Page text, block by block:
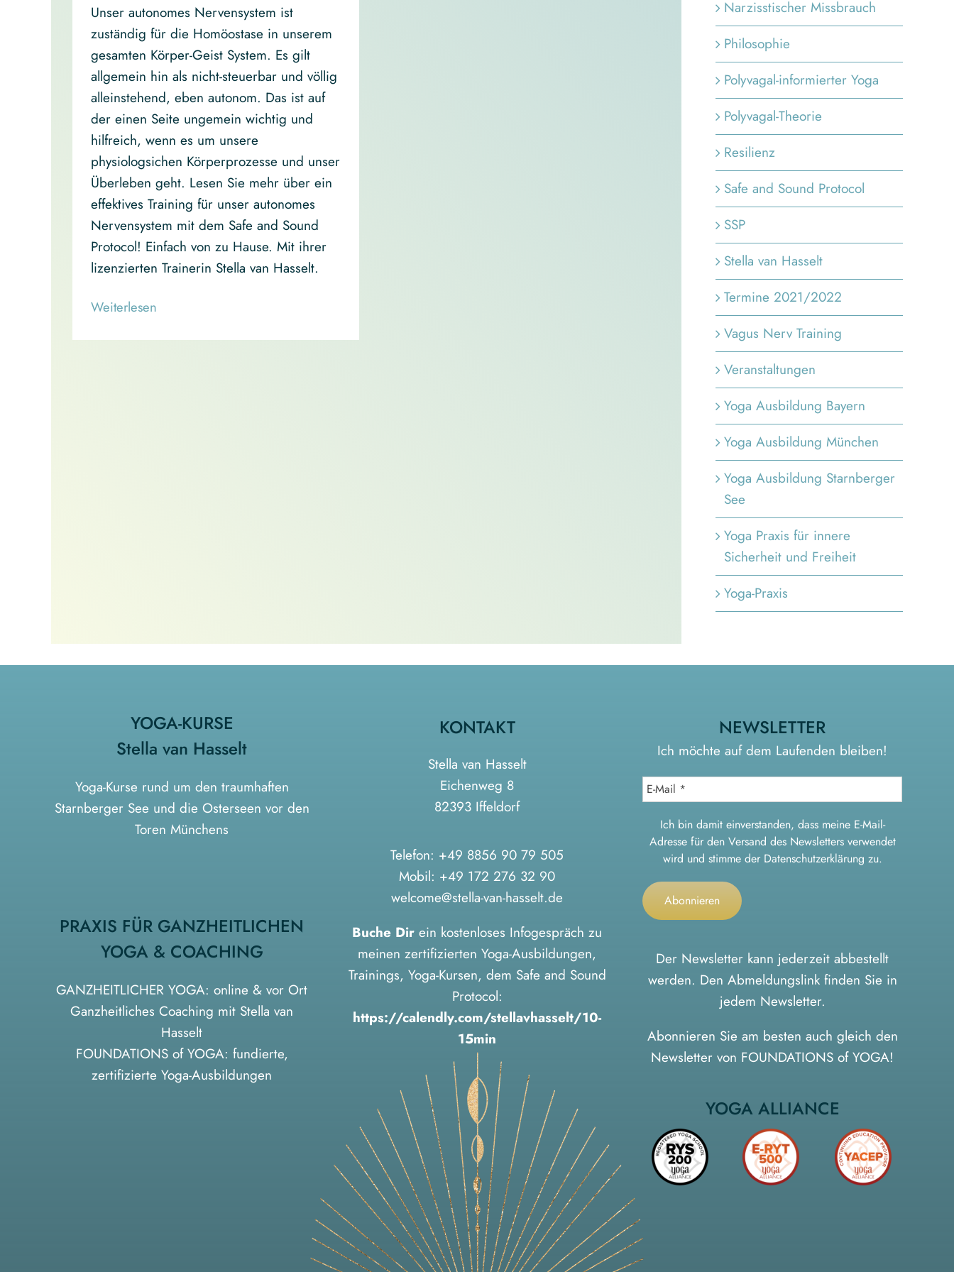
Unser autonomes Nervensystem ist
zuständig für die Homöostase in unserem
gesamten Körper-Geist System. Es gilt
allgemein hin als nicht-steuerbar und völlig
alleinstehend, eben autonom. Das ist auf
der einen Seite ungemein wichtig und
hilfreich, wenn es um unsere
physiologsichen Körperprozesse und unser
Überleben geht. Lesen Sie mehr über ein
effektives Training für unser autonomes
Nervensystem mit dem Safe and Sound
Protocol! Einfach von zu Hause. Mit ihrer
lizenzierten Trainerin Stella van Hasselt.
Read More
Narzisstischer Missbrauch
Philosophie
Polyvagal-informierter Yoga
Polyvagal-Theorie
Resilienz
Safe and Sound Protocol
SSP
Stella van Hasselt
Termine 2021/2022
Vagus Nerv Training
Veranstaltungen
Yoga Ausbildung Bayern
Yoga Ausbildung München
Yoga Ausbildung Starnberger
See
Yoga Praxis für innere
Sicherheit und Freiheit
Yoga-Praxis
YOGA-KURSE
Stella van Hasselt
Yoga-Kurse rund um den traumhaften
Starnberger See und die Osterseen vor den
Toren Münchens
PRAXIS FÜR GANZHEITLICHEN
YOGA & COACHING
GANZHEITLICHER YOGA: online & vor Ort
Ganzheitliches Coaching mit Stella van
Hasselt
FOUNDATIONS of YOGA: fundierte,
zertifizierte Yoga-Ausbildungen
KONTAKT
Stella van Hasselt
Eichenweg 8
82393 Iffeldorf
Telefon: +49 8856 90 79 505
Mobil: +49 172 276 32 90
welcome@stella-van-hasselt.de
Buche Dir ein kostenloses Infogespräch zu
meinen zertifizierten Yoga-Ausbildungen,
Trainings, Yoga-Kursen, dem Safe and Sound
Protocol:
https://calendly.com/stellavhasselt/10-
15min
NEWSLETTER
Ich möchte auf dem Laufenden bleiben!
Ich bin damit einverstanden, dass meine E-Mail-
Adresse für den Versand des Newsletters verwendet
wird und stimme der Datenschutzerklärung zu.
Der Newsletter kann jederzeit abbestellt
werden. Den Abmeldungslink finden Sie in
jedem Newsletter.
Abonnieren Sie am besten auch gleich den
Newsletter von FOUNDATIONS of YOGA!
YOGA ALLIANCE